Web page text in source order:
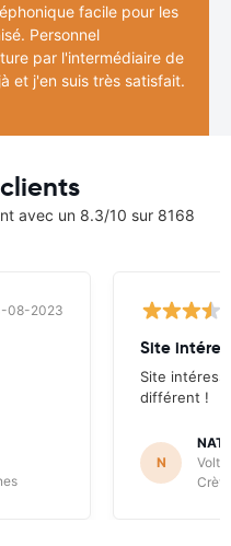
facile pour les
Personnel
par l'intermédiaire de
et j'en suis très satisfait.
avec un 8.3/10 sur 8168
08-2023
Site
Site
différent !
N
Crète